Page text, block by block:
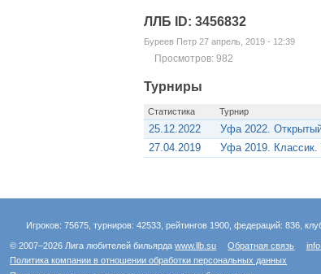
ЛЛБ ID: 3456832
Буреев Петр 27 апрель, 2019 - 12:39
Просмотров: 982
Турниры
Статистика Турнир
25.12.2022 Уфа 2022.
27.04.2019
Уфа 2019. Классик.
Игроков: 75675, турниров: 42533, рейтингов 1900, федераций: 836,
© 2007–2026 Лига любителей бильярдаwww.llb.su Обратная связь
Политика компании в отношении обработки персональных данных